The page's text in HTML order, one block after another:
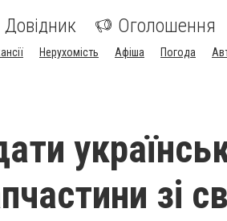
Довідник Оголошення
Нерухомість Афіша Погода
зі